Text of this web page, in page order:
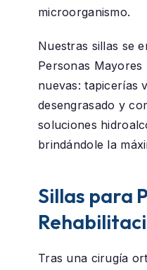
microorganismo.
Nuestras sillas se
Personas
nuevas: tapicerías
desengrasado y
soluciones
brindándole la
Sillas para
Tras una cirugía